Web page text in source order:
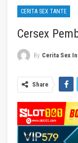
CERITA SEX TANTE
Cersex
By Cerita Sex
Share